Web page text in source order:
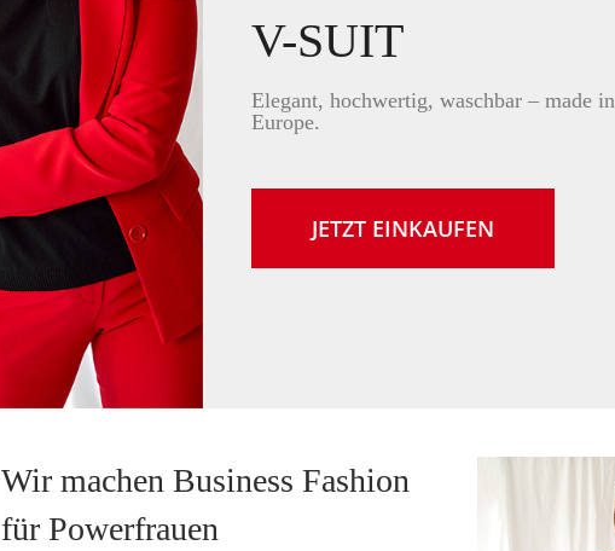
V-SUIT
Elegant, hochwertig, waschbar – made in
Europe.
JETZT EINKAUFEN
Wir machen Business Fashion
für Powerfrauen